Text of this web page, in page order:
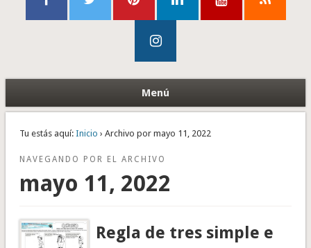
Menú
Tu estás aquí: Inicio › Archivo por mayo 11, 2022
NAVEGANDO POR EL ARCHIVO
mayo 11, 2022
Regla de tres simple e